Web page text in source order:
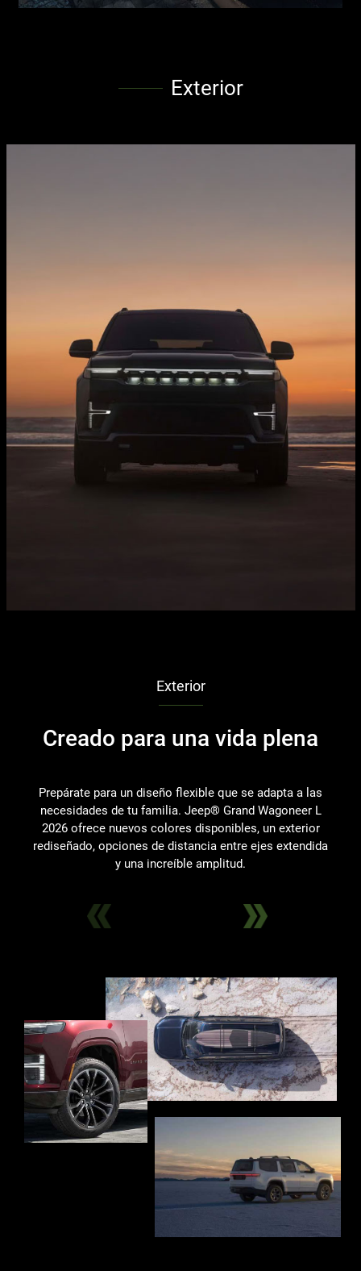
Exterior
Exterior
Creado para una vida plena
Prepárate para un diseño flexible que se adapta a las
necesidades de tu familia. Jeep® Grand Wagoneer L
2026 ofrece nuevos colores disponibles, un exterior
rediseñado, opciones de distancia entre ejes extendida
y una increíble amplitud.